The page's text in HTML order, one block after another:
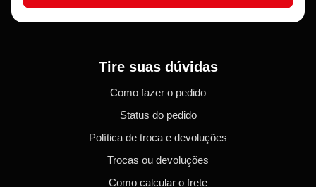
Tire suas dúvidas
Como fazer o pedido
Status do pedido
Política de troca e devoluções
Trocas ou devoluções
Como calcular o frete